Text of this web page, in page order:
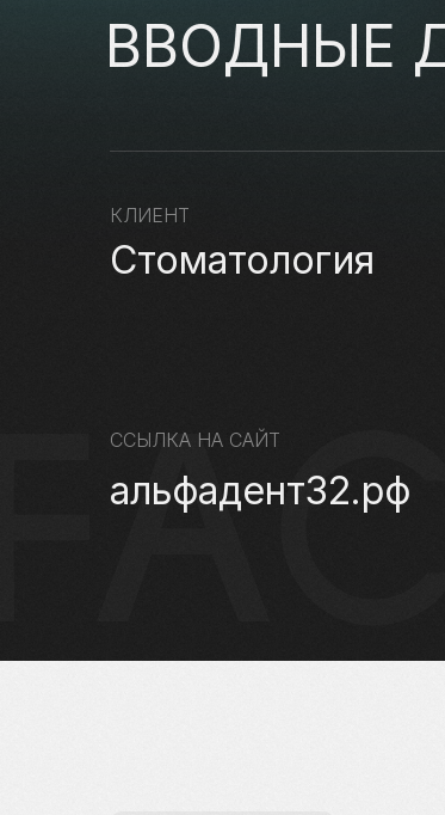
КЛИЕНТ
Стоматология
ССЫЛКА НА САЙТ
альфадент32.рф
ВВОДНЫЕ